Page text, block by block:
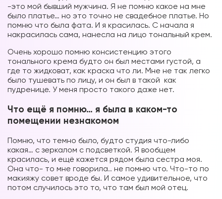
-это мой бывший мужчина. Я не помню какое на мне
было платье… но это точно не свадебное платье. Но
помню что была фата. И я красилась. С начала я
накрасилась сама, нанесла на лицо тональный крем.
Очень хорошо помню консистенцию этого
тонального крема будто он был местами густой, а
где то жидковат, как краска что ли. Мне не так легко
было тушевать по лицу, и он был в такой как
пудренице. У меня просто такого даже нет.
Что ещё я помню… я была в каком-то
помещении незнакомом
Помню, что темно было, будто студия что-либо
какая… с зеркалом с подсветкой. Я вообщем
красилась, и ещё кажется рядом была сестра моя.
Она что- то мне говорила.. не помню что. Что-то по
макияжу совет вроде бы. И самое удивительное, что
потом случилось это то, что там был мой отец.
Форум в
Телеграм
Форум на сайте